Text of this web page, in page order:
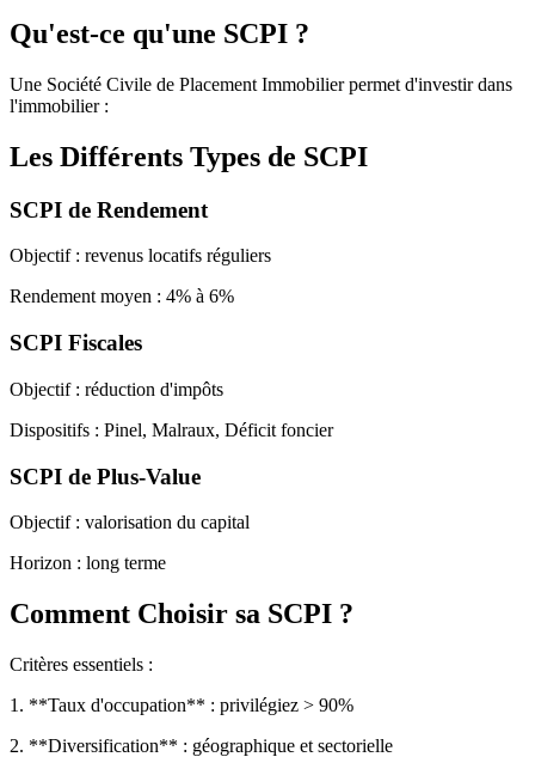
Qu'est-ce qu'une SCPI ?
Une Société Civile de Placement Immobilier permet d'investir dans
l'immobilier :
Les Différents Types de SCPI
SCPI de Rendement
Objectif : revenus locatifs réguliers
Rendement moyen : 4% à 6%
SCPI Fiscales
Objectif : réduction d'impôts
Dispositifs : Pinel, Malraux, Déficit foncier
SCPI de Plus-Value
Objectif : valorisation du capital
Horizon : long terme
Comment Choisir sa SCPI ?
Critères essentiels :
1. **Taux d'occupation** : privilégiez > 90%
2. **Diversification** : géographique et sectorielle